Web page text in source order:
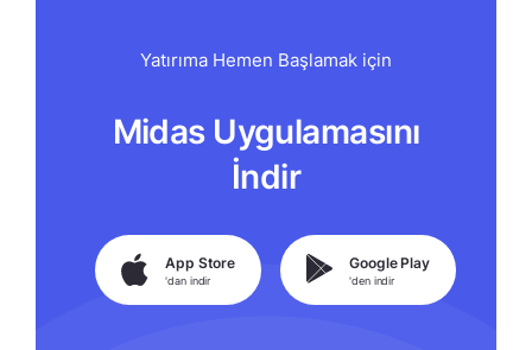
Yatırıma Hemen Başlamak için
Midas Uygulamasını
İndir
App Store
'dan indir
Google Play
'den indir